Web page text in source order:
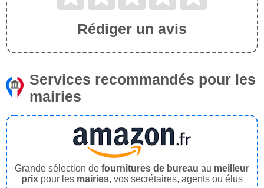
Rédiger un avis
Services recommandés pour les
mairies
Grande sélection de fournitures de bureau au meilleur
prix pour les mairies, vos secrétaires, agents ou élus